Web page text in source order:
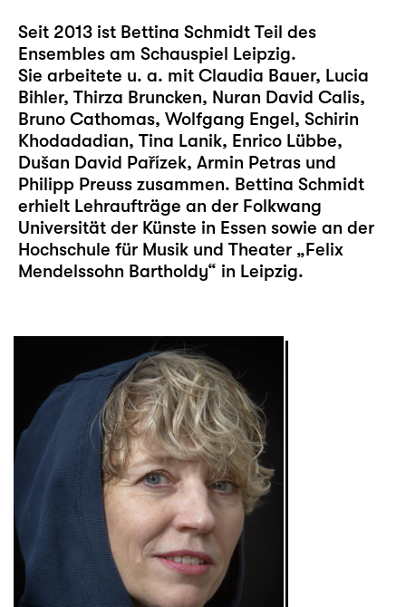
Seit 2013 ist Bettina Schmidt Teil des
Ensembles am Schauspiel Leipzig.
Sie arbeitete u. a. mit Claudia Bauer, Lucia
Bihler, Thirza Bruncken, Nuran David Calis,
Bruno Cathomas, Wolfgang Engel, Schirin
Khodadadian, Tina Lanik, Enrico Lübbe,
Dušan David Pařízek, Armin Petras und
Philipp Preuss zusammen. Bettina Schmidt
erhielt Lehraufträge an der Folkwang
Universität der Künste in Essen sowie an der
Hochschule für Musik und Theater „Felix
Mendelssohn Bartholdy“ in Leipzig.